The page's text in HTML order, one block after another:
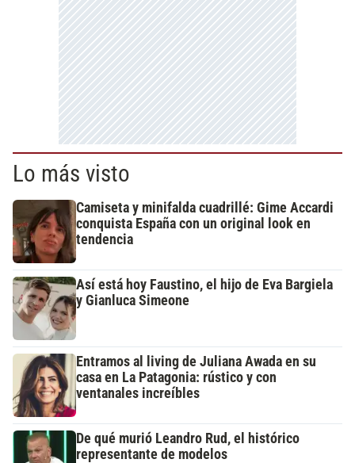
Lo más visto
Camiseta y minifalda cuadrillé: Gime Accardi
conquista España con un original look en
tendencia
Así está hoy Faustino, el hijo de Eva Bargiela
y Gianluca Simeone
Entramos al living de Juliana Awada en su
casa en La Patagonia: rústico y con
ventanales increíbles
De qué murió Leandro Rud, el histórico
representante de modelos